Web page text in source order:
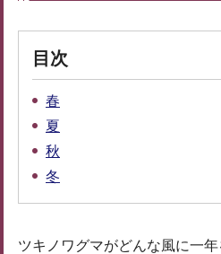
目次
春
夏
秋
冬
ツキノワグマがどんな風に一